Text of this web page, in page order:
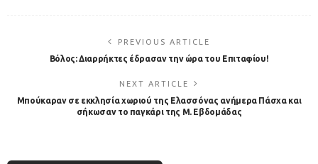
PREVIOUS ARTICLE
Βόλος: Διαρρήκτες έδρασαν την ώρα του Επιταφίου!
NEXT ARTICLE
Μπούκαραν σε εκκλησία χωριού της Ελασσόνας ανήμερα Πάσχα και
σήκωσαν το παγκάρι της Μ. Εβδομάδας